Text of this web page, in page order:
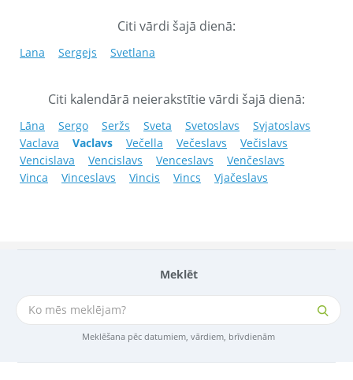
Meklēt
Meklēšana pēc datumiem, vārdiem, brīvdienām
Citi vārdi šajā dienā:
Lana Sergejs Svetlana
Citi kalendārā neierakstītie vārdi šajā dienā:
Lāna Sergo Seržs Sveta Svetoslavs
Svjatoslavs
Vaclava
Vaclavs Večella Večeslavs
Večislavs
Vencislava
Vencislavs Venceslavs
Venčeslavs
Vinca
Vinceslavs Vincis Vincs Vjačeslavs